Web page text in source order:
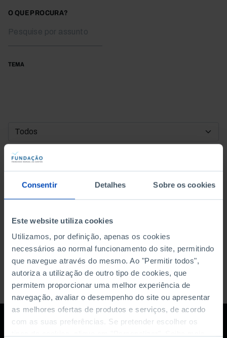
Consentir Detalhes Sobre os cookies
Este website utiliza cookies
Utilizamos, por definição, apenas os cookies
necessários ao normal funcionamento do site, permitindo
que navegue através do mesmo. Ao "Permitir todos",
autoriza a utilização de outro tipo de cookies, que
permitem proporcionar uma melhor experiência de
navegação, avaliar o desempenho do site ou apresentar
as melhores ofertas de produtos e serviços, de acordo
com as suas preferências. Se pretender escolher os
O QUE PROCURA?
TEMA
DATA DE INÍCIO
DATA DE FIM